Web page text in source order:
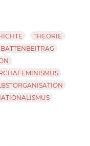
THEORIE